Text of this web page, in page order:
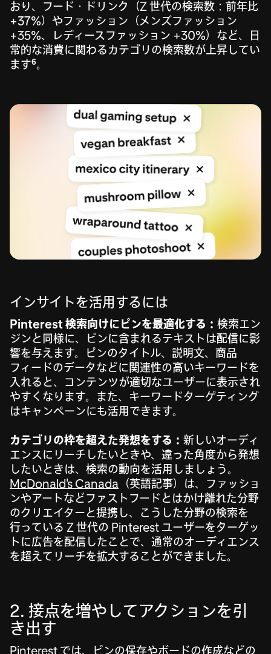
おり、フード・ドリンク（Z 世代の検索数：前年比
+37%）やファッション（メンズファッション
+35%、レディースファッション +30%）など、日
常的な消費に関わるカテゴリの検索数が上昇してい
ます6 。
インサイトを活用するには
Pinterest 検索向けにピンを最適化する： 検索エン
ジンと同様に、ピンに含まれるテキストは配信に影
響を与えます。ピンのタイトル、説明文、商品
フィードのデータなどに関連性の高いキーワードを
入れると、コンテンツが適切なユーザーに表示され
やすくなります。また、キーワードターゲティング
はキャンペーンにも活用できます。
カテゴリの枠を超えた発想をする： 新しいオーディ
エンスにリーチしたいときや、違った角度から発想
したいときは、検索の動向を活用しましょう。
McDonald's Canada （英語記事）は、ファッショ
ンやアートなどファストフードとはかけ離れた分野
のクリエイターと提携し、こうした分野の検索を
行っている Z 世代の Pinterest ユーザーをターゲッ
トに広告を配信したことで、通常のオーディエンス
を超えてリーチを拡大することができました。
2. 接点を増やしてアクションを引
き出す
Pinterest では、ピンの保存やボードの作成などの